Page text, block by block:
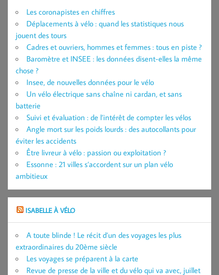
Les coronapistes en chiffres
Déplacements à vélo : quand les statistiques nous
jouent des tours
Cadres et ouvriers, hommes et femmes : tous en piste ?
Baromètre et INSEE : les données disent-elles la même
chose ?
Insee, de nouvelles données pour le vélo
Un vélo électrique sans chaîne ni cardan, et sans
batterie
Suivi et évaluation : de l’intérêt de compter les vélos
Angle mort sur les poids lourds : des autocollants pour
éviter les accidents
Être livreur à vélo : passion ou exploitation ?
Essonne : 21 villes s’accordent sur un plan vélo
ambitieux
ISABELLE À VÉLO
A toute blinde ! Le récit d’un des voyages les plus
extraordinaires du 20ème siècle
Les voyages se préparent à la carte
Revue de presse de la ville et du vélo qui va avec, juillet